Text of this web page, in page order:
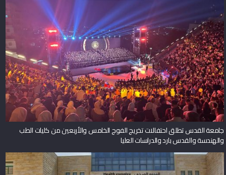
جامعة القدس تطلق احتفالات تخريج الفوج الخامس والأربعين من كليات الطب
والهندسة والقدس بارد والدراسات العليا